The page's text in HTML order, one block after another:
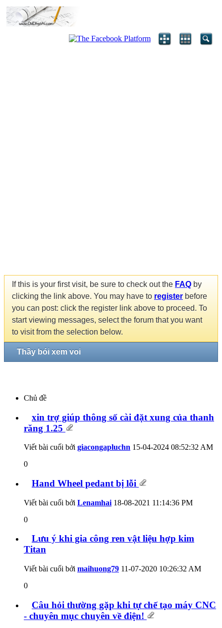
If this is your first visit, be sure to check out the FAQ by
clicking the link above. You may have to register before
you can post: click the register link above to proceed. To
start viewing messages, select the forum that you want
to visit from the selection below.
Thầy bói xem voi
Chủ đề
xin trợ giúp thông số cài đặt xung của thanh
răng 1.25
Viết bài cuối bởi giacongapluchn 15-04-2024 08:52:32 AM
0
Hand Wheel pedant bị lỗi
Viết bài cuối bởi Lenamhai 18-08-2021 11:14:36 PM
0
Lưu ý khi gia công ren vật liệu hợp kim
Titan
Viết bài cuối bởi maihuong79 11-07-2020 10:26:32 AM
0
Câu hỏi thường gặp khi tự chế tạo máy CNC
- chuyên mục chuyên về điện!